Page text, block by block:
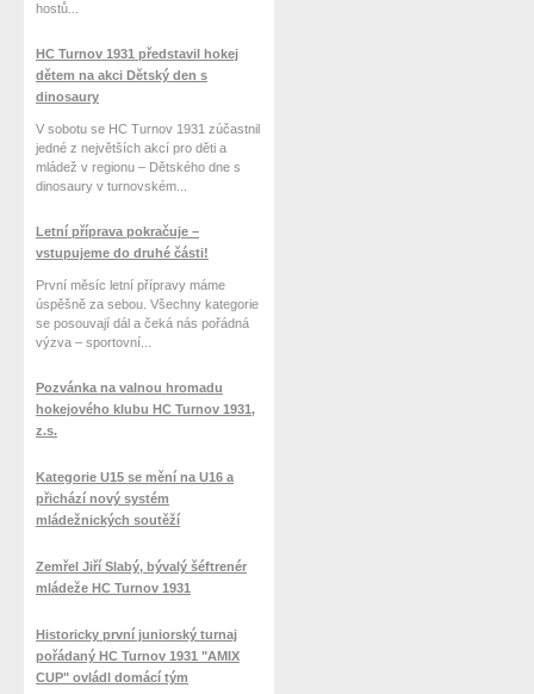
hostů...
HC Turnov 1931 představil hokej
dětem na akci Dětský den s
dinosaury
V sobotu se HC Turnov 1931 zúčastnil
jedné z největších akcí pro děti a
mládež v regionu – Dětského dne s
dinosaury v turnovském...
Letní příprava pokračuje –
vstupujeme do druhé části!
První měsíc letní přípravy máme
úspěšně za sebou. Všechny kategorie
se posouvají dál a čeká nás pořádná
výzva – sportovní...
Pozvánka na valnou hromadu
hokejového klubu HC Turnov 1931,
z.s.
Kategorie U15 se mění na U16 a
přichází nový systém
mládežnických soutěží
Zemřel Jiří Slabý, bývalý šéftrenér
mládeže HC Turnov 1931
Historicky první juniorský turnaj
pořádaný HC Turnov 1931 "AMIX
CUP" ovládl domácí tým